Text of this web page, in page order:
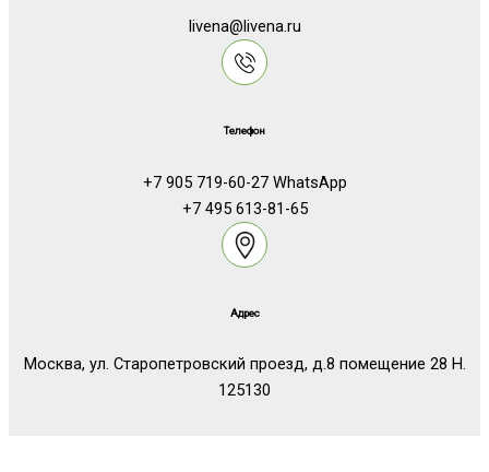
livena@livena.ru
Телефон
+7 905 719-60-27 WhatsApp
+7 495 613-81-65
Адрес
Москва, ул. Старопетровский проезд, д.8 помещение 28 Н.
125130